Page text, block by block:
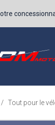
/ Tout pour le